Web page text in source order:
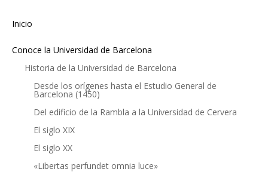
Inicio
Conoce la Universidad de Barcelona
Historia de la Universidad de Barcelona
Desde los orígenes hasta el Estudio General de
Barcelona (1450)
Del edificio de la Rambla a la Universidad de Cervera
El siglo XIX
El siglo XX
«Libertas perfundet omnia luce»